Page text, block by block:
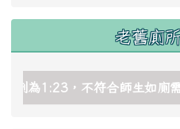
老舊廁
image/
image/
uploads/tad_blocks/
link to https://